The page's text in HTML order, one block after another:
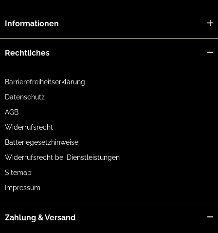
Informationen
Rechtliches
Barrierefreiheitserklärung
Datenschutz
AGB
Widerrufsrecht
Batteriegesetzhinweise
Widerrufsrecht bei Dienstleistungen
Sitemap
Impressum
Zahlung & Versand